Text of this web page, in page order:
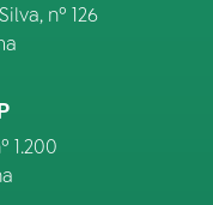
nº 126
1.200